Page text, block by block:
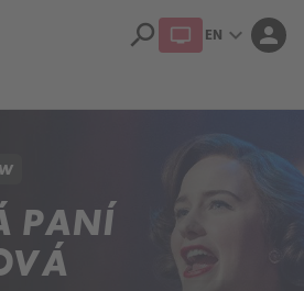
search EN expand_more person
PANÍ